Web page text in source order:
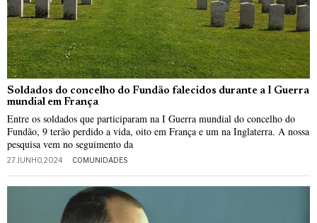
Soldados do concelho do Fundão falecidos durante a I Guerra
mundial em França
Entre os soldados que participaram na I Guerra mundial do concelho do
Fundão, 9 terão perdido a vida, oito em França e um na Inglaterra. A nossa
pesquisa vem no seguimento da
27 JUNHO, 2024 COMUNIDADES